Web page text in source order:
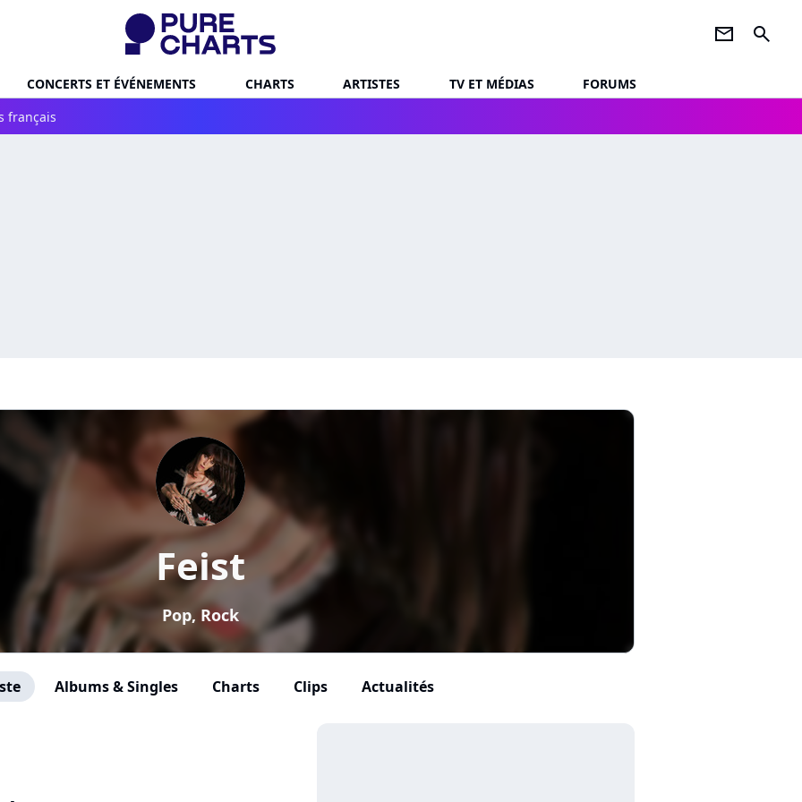
newsletter search
CONCERTS ET ÉVÉNEMENTS CHARTS ARTISTES TV ET MÉDIAS
FORUMS
français
Feist
Pop, Rock
Albums & Singles Charts Clips Actualités